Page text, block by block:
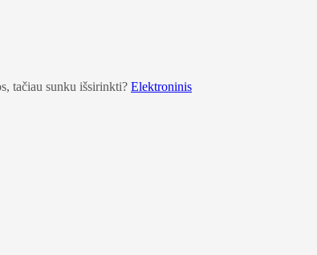
tačiau sunku išsirinkti? Elektroninis